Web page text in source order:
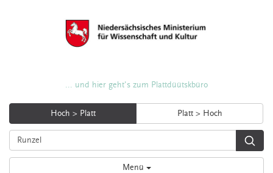
... und hier geht's zum Plattdüütskbüro
Hoch > Platt Platt > Hoch
Menü